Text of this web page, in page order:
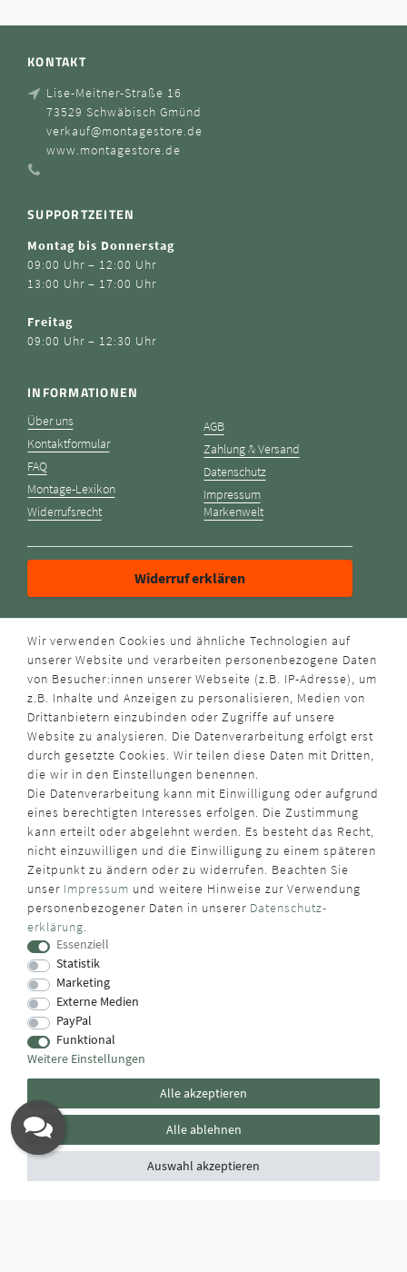
KONTAKT
Lise-Meitner-Straße 16
73529 Schwäbisch Gmünd
verkauf@montagestore.de
www.montagestore.de
SUPPORTZEITEN
Montag bis Donnerstag
09:00 Uhr – 12:00 Uhr
13:00 Uhr – 17:00 Uhr
Freitag
09:00 Uhr – 12:30 Uhr
INFORMATIONEN
Über uns
Kontaktformular
FAQ
Montage-Lexikon
Widerrufsrecht
AGB
Zahlung & Versand
Datenschutz
Impressum
Markenwelt
Widerruf erklären
ZAHLUNGSARTEN
VERSANDART
WUSSTEN SIE SCHON?
Das Käufersiegel des Händlerbunds garantiert Ihnen
100%.-ige Zahlungssicherheit, größtmöglichen Datenschutz
und Geld-zurück-Garantie bei Nicht- oder Falschlieferung.
Wir verwenden Cookies und ähnliche Technologien auf
unserer Website und verarbeiten personenbezogene Daten
von Besucher:innen unserer Webseite (z.B. IP-Adresse), um
z.B. Inhalte und Anzeigen zu personalisieren, Medien von
Drittanbietern einzubinden oder Zugriffe auf unsere
Website zu analysieren. Die Datenverarbeitung erfolgt erst
durch gesetzte Cookies. Wir teilen diese Daten mit Dritten,
die wir in den Einstellungen benennen.
Die Datenverarbeitung kann mit Einwilligung oder aufgrund
eines berechtigten Interesses erfolgen. Die Zustimmung
kann erteilt oder abgelehnt werden. Es besteht das Recht,
nicht einzuwilligen und die Einwilligung zu einem späteren
Zeitpunkt zu ändern oder zu widerrufen. Beachten Sie
unser Impressum und weitere Hinweise zur Verwendung
personenbezogener Daten in unserer Daten­schutz­
erklärung.
Essenziell
Statistik
Marketing
Externe Medien
PayPal
Funktional
Weitere Einstellungen
Alle akzeptieren
Alle ablehnen
Auswahl akzeptieren